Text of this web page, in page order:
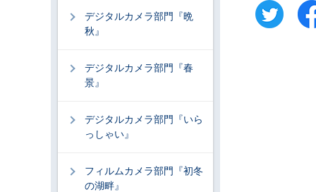
デジタルカメラ部門『晩
秋』
デジタルカメラ部門『春
景』
デジタルカメラ部門『いら
っしゃい』
フィルムカメラ部門『初冬
の湖畔』